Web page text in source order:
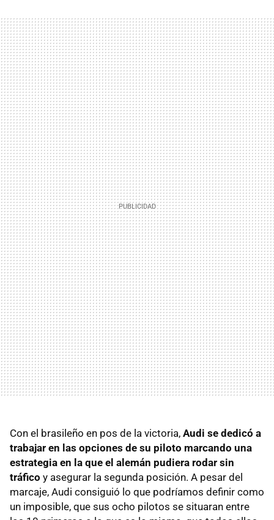
Con el brasileño en pos de la victoria, Audi se dedicó a
trabajar en las opciones de su piloto marcando una
estrategia en la que el alemán pudiera rodar sin
tráfico y asegurar la segunda posición. A pesar del
marcaje, Audi consiguió lo que podríamos definir como
un imposible, que sus ocho pilotos se situaran entre